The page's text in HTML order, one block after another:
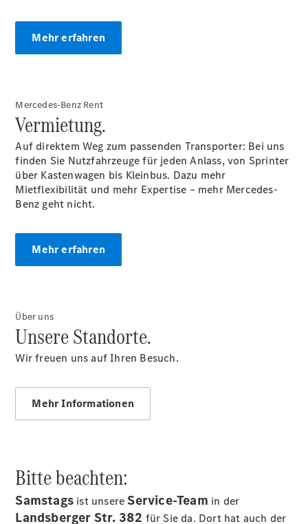
Gewerbekunden
Gewerbekunden
Benz
Store
Gebrauchtwagensuche
Elektrotransporter
Sprinter
Kastenwagen
- elektrisch
Sprinter
Sprinter
Pritschenfahrzeug
eSprinter
Fahrgestell
Fahrgestell
- elektrisch
Mehr erfahren
Mercedes-Benz Rent
Vermietung.
Auf direktem Weg zum passenden Transporter: Bei uns
finden Sie Nutzfahrzeuge für jeden Anlass, von Sprinter
über Kastenwagen bis Kleinbus. Dazu mehr
Mietflexibilität und mehr Expertise – mehr Mercedes-
Benz geht nicht.
Mehr erfahren
Über uns
Unsere Standorte.
Wir freuen uns auf Ihren Besuch.
Mehr Informationen
Bitte beachten:
Samstags ist unsereService-Team in der
Landsberger Str. 382 für Sie da. Dort hat auch der